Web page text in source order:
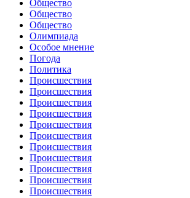
Общество
Общество
Общество
Олимпиада
Особое мнение
Погода
Политика
Происшествия
Происшествия
Происшествия
Происшествия
Происшествия
Происшествия
Происшествия
Происшествия
Происшествия
Происшествия
Происшествия